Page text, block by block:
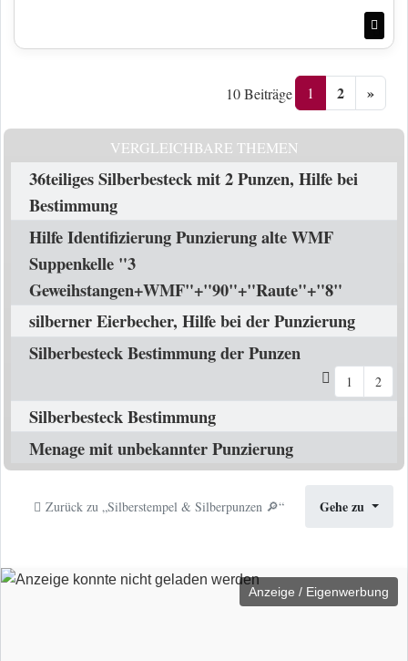
10 Beiträge 1 2 »
VERGLEICHBARE THEMEN
36teiliges Silberbesteck mit 2 Punzen, Hilfe bei
Bestimmung
Hilfe Identifizierung Punzierung alte WMF
Suppenkelle "3
Geweihstangen+WMF"+"90"+"Raute"+"8"
silberner Eierbecher, Hilfe bei der Punzierung
Silberbesteck Bestimmung der Punzen
1 2
Silberbesteck Bestimmung
Menage mit unbekannter Punzierung
Zurück zu „Silberstempel & Silberpunzen 🔎“ Gehe zu
Anzeige / Eigenwerbung